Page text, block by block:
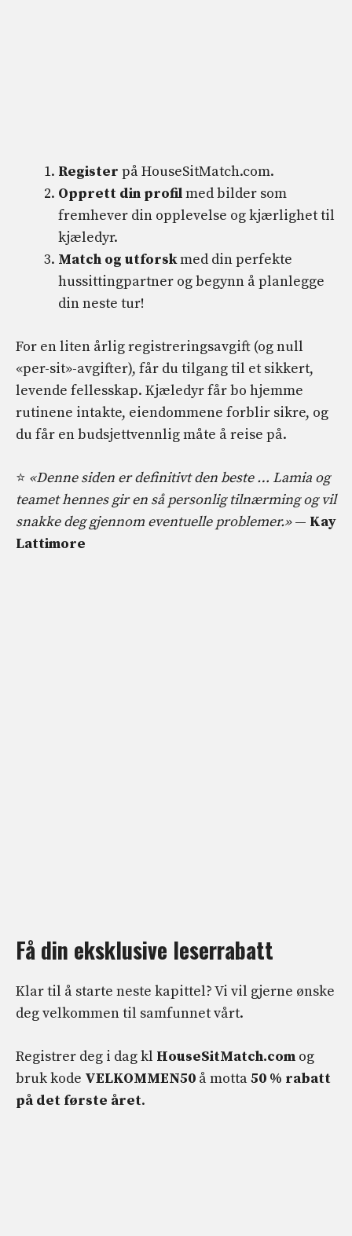
Register på HouseSitMatch.com.
Opprett din profilmed bilder som
fremhever din opplevelse og kjærlighet til
kjæledyr.
Match og utforskmed din perfekte
hussittingpartner og begynn å planlegge
din neste tur!
For en liten årlig registreringsavgift (og null
«per-sit»-avgifter), får du tilgang til et sikkert,
levende fellesskap. Kjæledyr får bo hjemme
rutinene intakte, eiendommene forblir sikre, og
du får en budsjettvennlig måte å reise på.
⭐ «Denne siden er definitivt den beste … Lamia og
teamet hennes gir en så personlig tilnærming og vil
snakke deg gjennom eventuelle problemer.»— Kay
Lattimore
Få din eksklusive leserrabatt
Klar til å starte neste kapittel? Vi vil gjerne ønske
deg velkommen til samfunnet vårt.
Registrer deg i dag kl HouseSitMatch.com og
bruk kode VELKOMMEN50 å motta50 % rabatt
på det første året.